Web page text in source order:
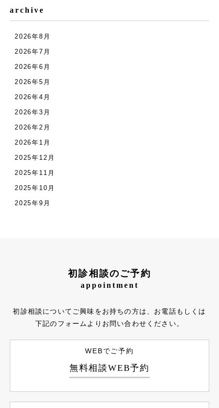
archive
2026年8月
2026年7月
2026年6月
2026年5月
2026年4月
2026年3月
2026年2月
2026年1月
2025年12月
2025年11月
2025年10月
2025年9月
初診相談のご予約
appointment
初診相談についてご興味をお持ちの方は、お電話もしくは
下記のフォームよりお問い合わせください。
WEBでご予約
無料相談WEB予約